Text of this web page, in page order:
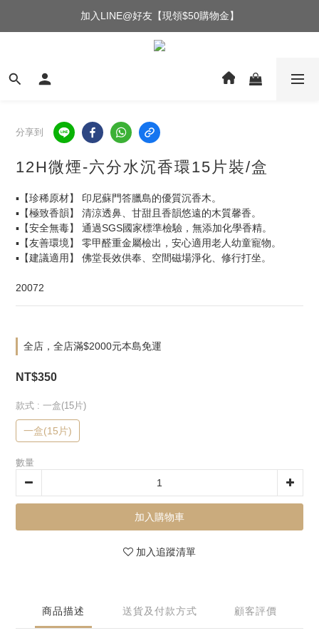
加入LINE@好友【現領$50購物金】
分享到
12H微煙-六分水沉香環15片裝/盒
▪️【珍稀原材】 印尼蘇門答臘島的優質沉香木。
▪️【極致香韻】 清涼透鼻、甘甜且香韻悠遠的木質馨香。
▪️【安全無毒】 通過SGS國家標準檢驗，無添加化學香精。
▪️【友善環境】 零甲醛重金屬檢出，安心適用老人幼童寵物。
▪️【建議適用】 佛堂長效供奉、空間磁場淨化、修行打坐。
20072
全店，全店滿$2000元本島免運
NT$350
款式 : 一盒(15片)
一盒(15片)
數量
加入購物車
加入追蹤清單
商品描述 送貨及付款方式 顧客評價